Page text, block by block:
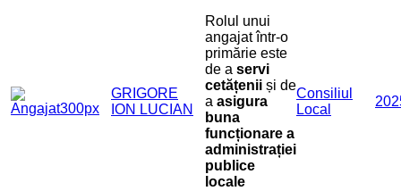
GRIGORE
ION LUCIAN
Rolul unui
angajat într-o
primărie este
de a servi
cetățenii și de
a asigura
buna
funcționare a
administrației
publice
locale
Consiliul
Local